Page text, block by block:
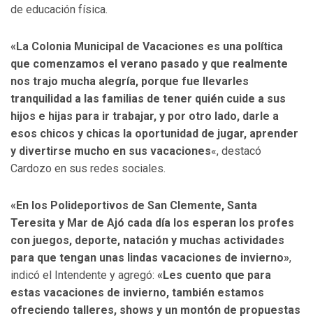
de educación física.
«La Colonia Municipal de Vacaciones es una política
que comenzamos el verano pasado y que realmente
nos trajo mucha alegría, porque fue llevarles
tranquilidad a las familias de tener quién cuide a sus
hijos e hijas para ir trabajar, y por otro lado, darle a
esos chicos y chicas la oportunidad de jugar, aprender
y divertirse mucho en sus vacaciones«, destacó
Cardozo en sus redes sociales.
«En los Polideportivos de San Clemente, Santa
Teresita y Mar de Ajó cada día los esperan los profes
con juegos, deporte, natación y muchas actividades
para que tengan unas lindas vacaciones de invierno»,
indicó el Intendente y agregó: «Les cuento que para
estas vacaciones de invierno, también estamos
ofreciendo talleres, shows y un montón de propuestas